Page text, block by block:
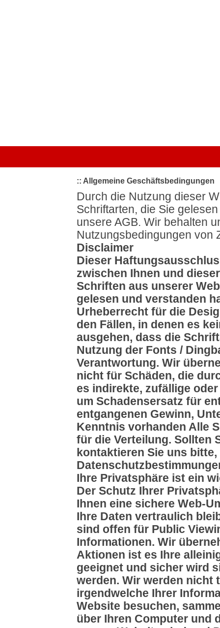
:: Allgemeine Geschäftsbedingungen
Durch die Nutzung dieser
Schriftarten, die Sie
unsere AGB. Wir behalten
Nutzungsbedingungen von
Disclaimer
Dieser
zwischen Ihnen und
Schriften aus unserer
gelesen und verstanden
Urheberrecht für die
den Fällen, in denen es
ausgehen, dass die
Nutzung der Fonts /
Verantwortung. Wir
nicht für Schäden, die
es indirekte, zufällige
um Schadensersatz für
entgangenen Gewinn,
Kenntnis vorhanden Alle
für die Verteilung. Sollten
kontaktieren Sie uns
Ihre Privatsphäre ist ein
Der Schutz Ihrer
Ihnen eine sichere Web-
Ihre Daten vertraulich
sind offen für Public
Informationen. Wir
Aktionen ist es Ihre
geeignet und sicher wird
werden. Wir werden nicht
irgendwelche Ihrer
Website besuchen,
über Ihren Computer und